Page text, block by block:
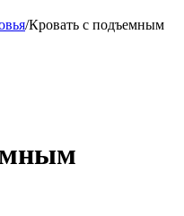
/Кровать с подъемным